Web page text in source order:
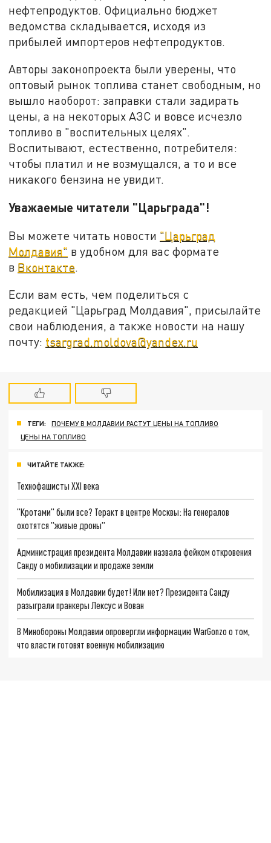
нефтепродуктов. Официально бюджет
ведомства складывается, исходя из
прибылей импортеров нефтепродуктов.
Авторы законопроекта были уверены, что
оптовый рынок топлива станет свободным, но
вышло наоборот: заправки стали задирать
цены, а на некоторых АЗС и вовсе исчезло
топливо в "воспительных целях".
Воспитывают, естественно, потребителя:
чтобы платил и не возмущался, а то и все
никакого бензина не увидит.
Уважаемые читатели "Царьграда"!
Вы можете читать новости "Царьград
Молдавия" в удобном для вас формате
в Вконтакте.
Если вам есть, чем поделиться с
редакцией "Царьград Молдавия", присылайте
свои наблюдения, а также новости на нашу
почту: tsargrad.moldova@yandex.ru
ТЕГИ:
ПОЧЕМУ В МОЛДАВИИ РАСТУТ ЦЕНЫ НА ТОПЛИВО
ЦЕНЫ НА ТОПЛИВО
ЧИТАЙТЕ ТАКЖЕ:
Технофашисты XXI века
"Кротами" были все? Теракт в центре Москвы: На генералов
охотятся "живые дроны"
Администрация президента Молдавии назвала фейком откровения
Санду о мобилизации и продаже земли
Мобилизация в Молдавии будет! Или нет? Президента Санду
разыграли пранкеры Лексус и Вован
В Минобороны Молдавии опровергли информацию WarGonzo о том,
что власти готовят военную мобилизацию